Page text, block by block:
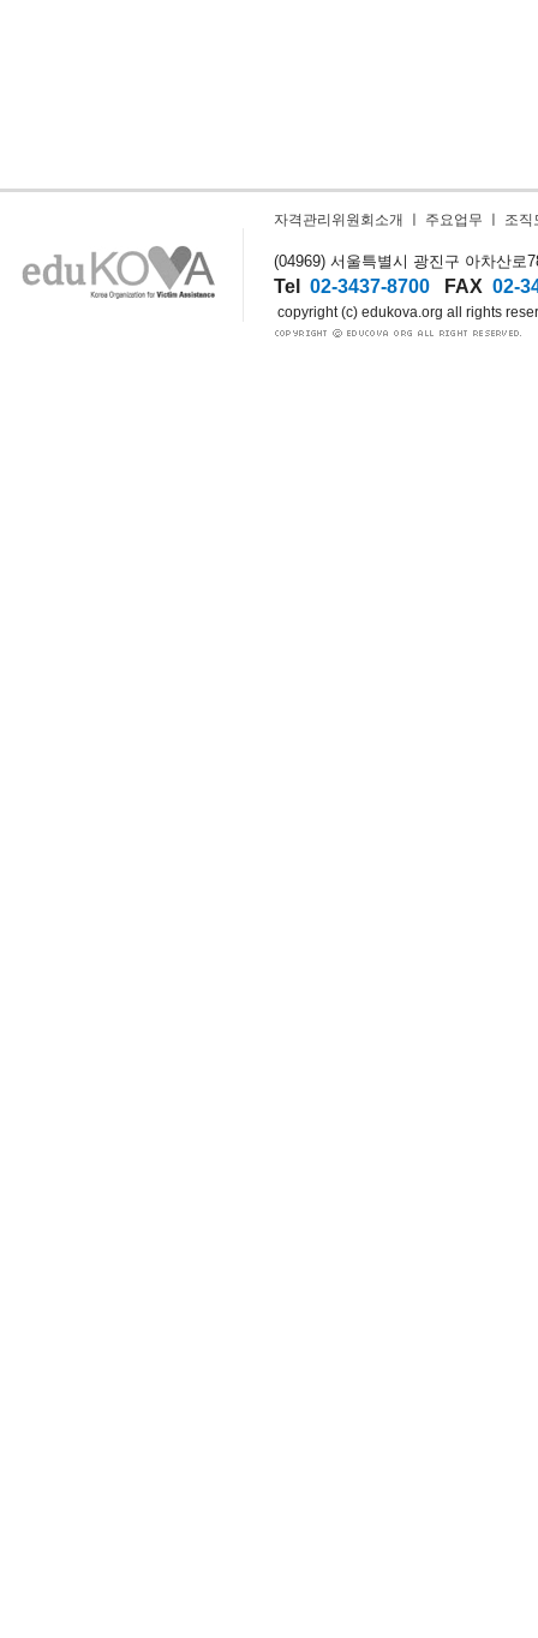
자격관리위원회소개 주요업무 조직
(04969) 서울특별시 광진구 아차산로
Tel 02-3437-8700 FAX 02-
copyright (c) edukova.org all rights